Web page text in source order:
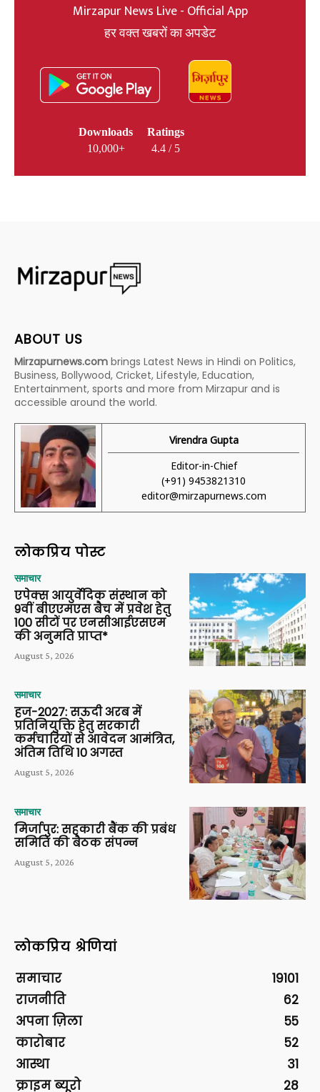
Mirzapur News Live - Official App
हर वक्त खबरों का अपडेट
Downloads
10,000+
Ratings
4.4 / 5
ABOUT US
Mirzapurnews.com brings Latest News in Hindi on Politics,
Business, Bollywood, Cricket, Lifestyle, Education,
Entertainment, sports and more from Mirzapur and is
accessible around the world.
Virendra Gupta
Editor-in-Chief
(+91) 9453821310
editor@mirzapurnews.com
लोकप्रिय पोस्ट
समाचार
एपेक्स आयुर्वेदिक संस्थान को
9वीं बीएएमएस बैच में प्रवेश हेतु
100 सीटों पर एनसीआईएसएम
की अनुमति प्राप्त*
August 5, 2026
समाचार
हज-2027: सऊदी अरब में
प्रतिनियुक्ति हेतु सरकारी
कर्मचारियों से आवेदन आमंत्रित,
अंतिम तिथि 10 अगस्त
August 5, 2026
समाचार
मिर्जापुर: सहकारी बैंक की प्रबंध
समिति की बैठक संपन्न
August 5, 2026
लोकप्रिय श्रेणियां
समाचार
19101
राजनीति
62
अपना ज़िला
55
कारोबार
52
आस्था
31
क्राइम ब्यूरो
28